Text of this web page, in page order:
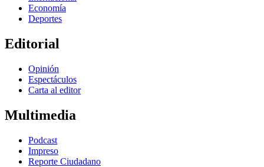
Economía
Deportes
Editorial
Opinión
Espectáculos
Carta al editor
Multimedia
Podcast
Impreso
Reporte Ciudadano